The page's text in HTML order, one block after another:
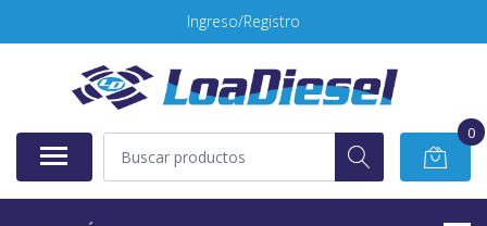
Ingreso/Registro
0